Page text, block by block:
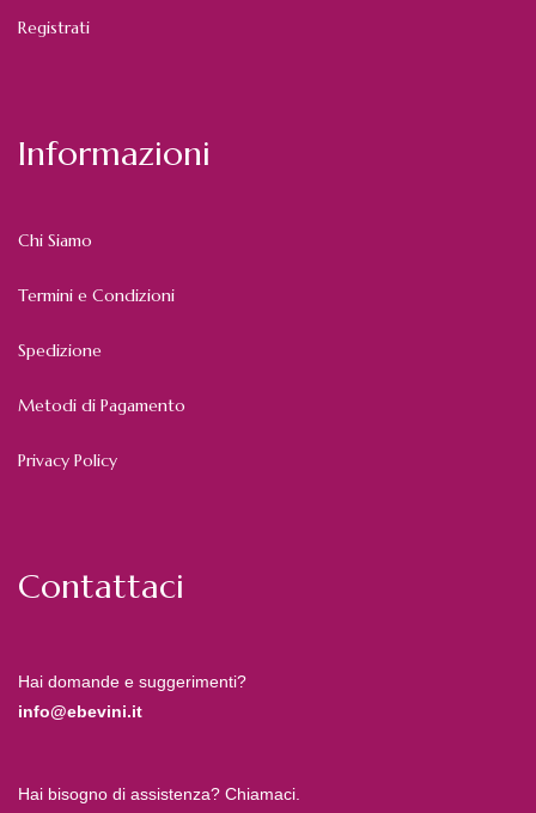
Registrati
Informazioni
Chi Siamo
Termini e Condizioni
Spedizione
Metodi di Pagamento
Privacy Policy
Contattaci
Hai domande e suggerimenti?
info@ebevini.it
Hai bisogno di assistenza? Chiamaci.